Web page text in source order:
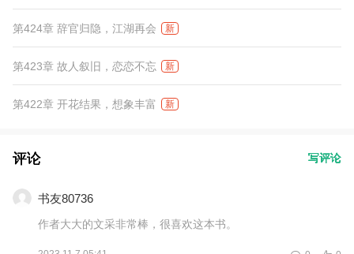
第424章 辞官归隐，江湖再会 新
第423章 故人叙旧，恋恋不忘 新
第422章 开花结果，想象丰富 新
评论 写评论
书友80736
作者大大的文采非常棒，很喜欢这本书。